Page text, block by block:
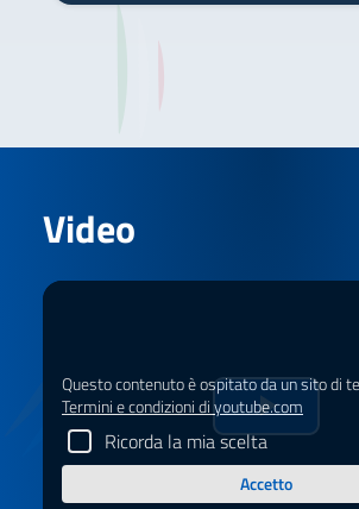
Video
Questo contenuto è ospitato da un sito di
Termini e condizioni di youtube.com
Ricorda la mia scelta
Accetto
il